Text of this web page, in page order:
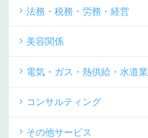
法務・税務・労務・経営
美容関係
電気・ガス・熱供給・水道業
コンサルティング
その他サービス